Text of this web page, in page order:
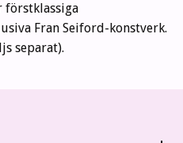
förstklassiga
Fran Seiford-konstverk.
separat).